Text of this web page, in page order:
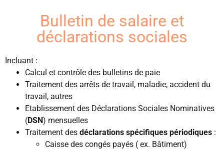
Bulletin de salaire et
déclarations sociales
Incluant :
Calcul et contrôle des bulletins de paie
Traitement des arrêts de travail, maladie, accident du
travail, autres
Etablissement des Déclarations Sociales Nominatives
(DSN) mensuelles
Traitement des déclarations spécifiques périodiques :
Caisse des congés payés ( ex. Bâtiment)